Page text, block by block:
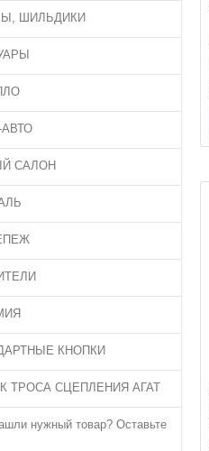
ШИЛЬДИКИ
САЛОН
КНОПКИ
ТРОСА СЦЕПЛЕНИЯ АГАТ
нужный товар? Оставьте